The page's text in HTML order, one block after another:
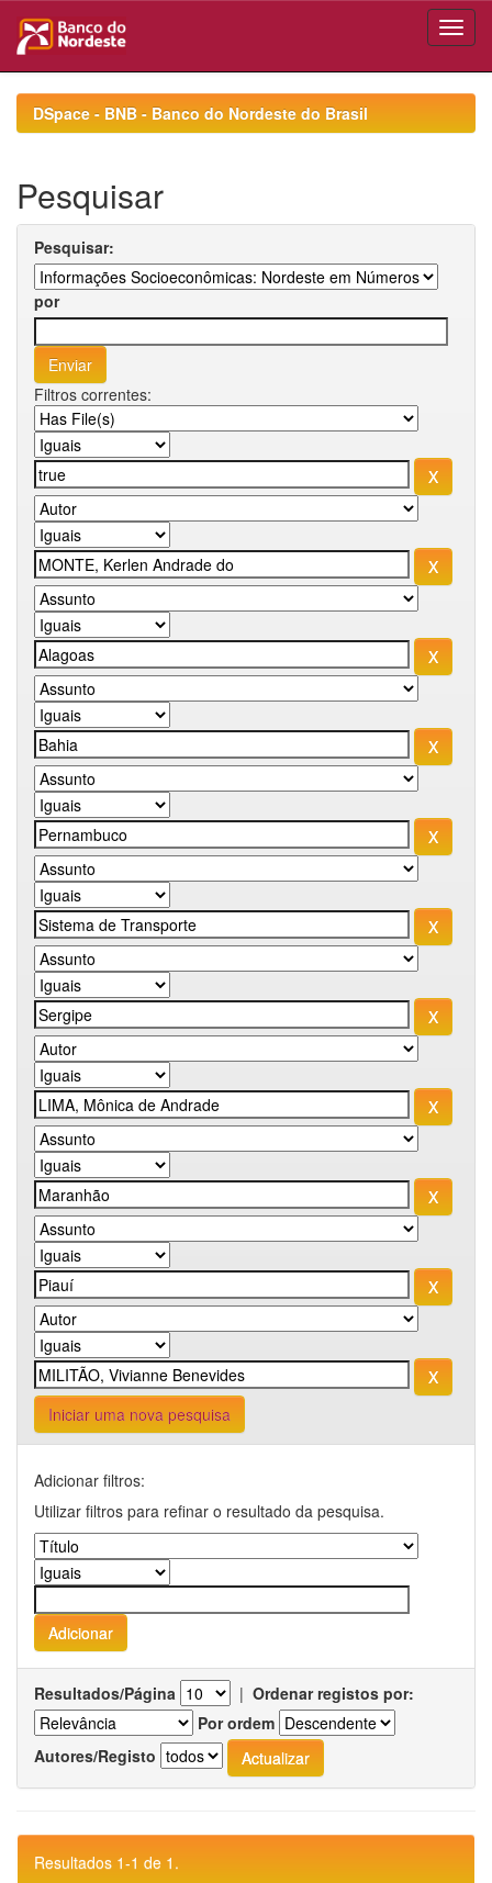
navigationDSpace - BNB - Banco do Nordeste do Brasil
Pesquisar
Pesquisar:
por
Filtros correntes:
Iniciar uma nova pesquisa
Adicionar filtros:
Utilizar filtros para refinar o resultado da pesquisa.
Resultados/Página | Ordenar registos por:
Por ordem
Autores/Registo
Resultados 1-1 de 1.